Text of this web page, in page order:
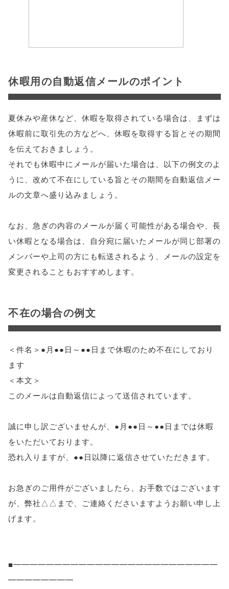
休暇用の自動返信メールのポイント
夏休みや産休など、休暇を取得されている場合は、まずは
休暇前に取引先の方などへ、休暇を取得する旨とその期間
を伝えておきましょう。
それでも休暇中にメールが届いた場合は、以下の例文のよ
うに、改めて不在にしている旨とその期間を自動返信メー
ルの文章へ盛り込みましょう。
なお、急ぎの内容のメールが届く可能性がある場合や、長
い休暇となる場合は、自分宛に届いたメールが同じ部署の
メンバーや上司の方にも転送されるよう、メールの設定を
変更されることもおすすめします。
不在の場合の例文
＜件名＞●月●●日～●●日まで休暇のため不在にしており
ます
＜本文＞
このメールは自動返信によって送信されています。
誠に申し訳ございませんが、●月●●日～●●日までは休暇
をいただいております。
恐れ入りますが、●●日以降に返信させていただきます。
お急ぎのご用件がございましたら、お手数ではございます
が、弊社△△まで、ご連絡くださいますようお願い申し上
げます。
■━━━━━━━━━━━━━━━━━━━━━━━━━
━━━━━━━━